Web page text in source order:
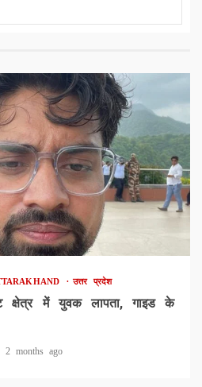
उत्तर प्रदेश
क्षेत्र में युवक लापता, गाइड के
2 months ago